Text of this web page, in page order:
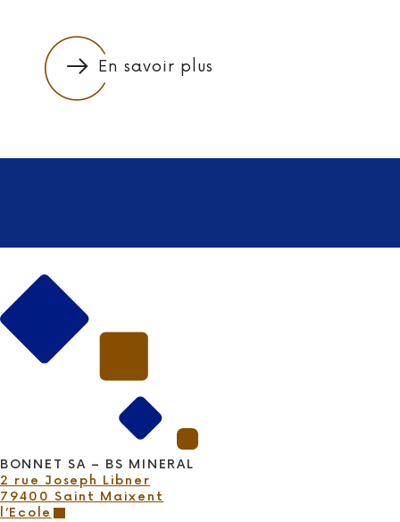
En savoir plus
BONNET SA – BS MINERAL
2 rue Joseph Libner
79400 Saint Maixent
l’Ecole